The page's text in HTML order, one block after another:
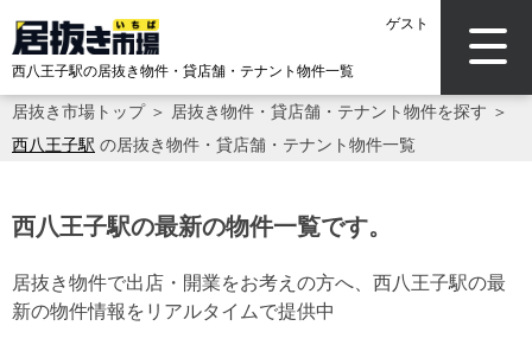
ゲスト
西八王子駅の居抜き物件・貸店舗・テナント物件一覧
居抜き市場トップ＞ 居抜き物件・貸店舗・テナント物件を探す ＞
西八王子駅 の居抜き物件・貸店舗・テナント物件一覧
西八王子駅の最新の物件一覧です。
居抜き物件で出店・開業をお考えの方へ、西八王子駅の最
新の物件情報をリアルタイムで提供中